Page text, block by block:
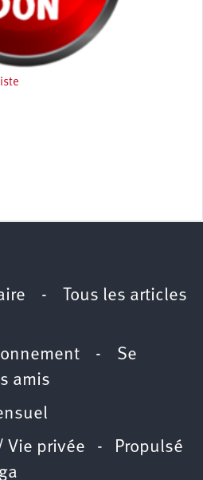
-
Tous les articles
- Se
amis
Vie privée - Propulsé